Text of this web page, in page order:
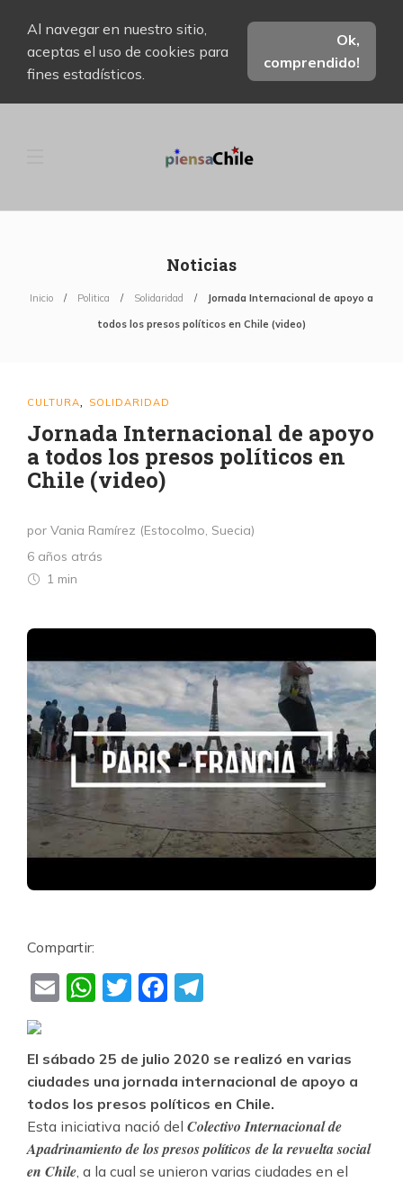
Al navegar en nuestro sitio,
aceptas el uso de cookies para
fines estadísticos.
Ok,
comprendido!
Noticias
Inicio Politica Solidaridad Jornada Internacional de apoyo a
todos los presos políticos en Chile (video)
CULTURA SOLIDARIDAD
Jornada Internacional de apoyo
a todos los presos políticos en
Chile (video)
por Vania Ramírez (Estocolmo, Suecia)
6 años atrás
1 min
Compartir:
EmailWhatsApp
TwitterFacebook
El sábado 25 de julio 2020 se realizó en varias
ciudades una jornada internacional de apoyo a
todos los presos políticos en Chile.
Esta iniciativa nació del Colectivo Internacional de
Apadrinamiento de los presos políticos de la revuelta social
en Chile, a la cual se unieron varias ciudades en el